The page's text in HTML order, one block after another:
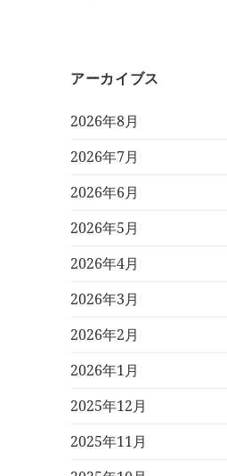
アーカイブス
2026年8月
2026年7月
2026年6月
2026年5月
2026年4月
2026年3月
2026年2月
2026年1月
2025年12月
2025年11月